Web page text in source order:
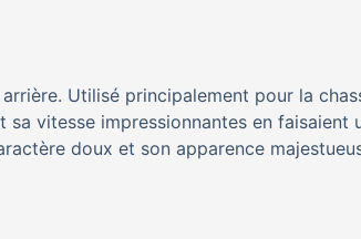
Utilisé principalement pour la
vitesse impressionnantes en faisaient
doux et son apparence